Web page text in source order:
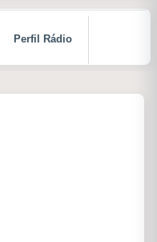
Perfil Rádio